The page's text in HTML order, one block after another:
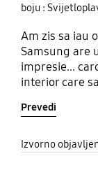
boju :
Am zis sa iau
Samsung are
impresie...
interior care
ca isi scoare
curata) apoi
de silicon
Prevedi
Izvorno